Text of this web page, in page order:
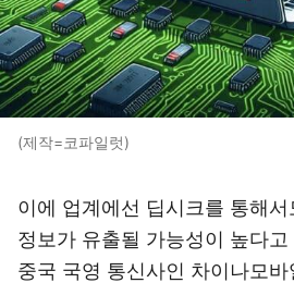
(제작=코파일럿)
이에 업계에선 딥시크를 통해
정보가 유출될 가능성이 높다고
중국 국영 통신사인 차이나모